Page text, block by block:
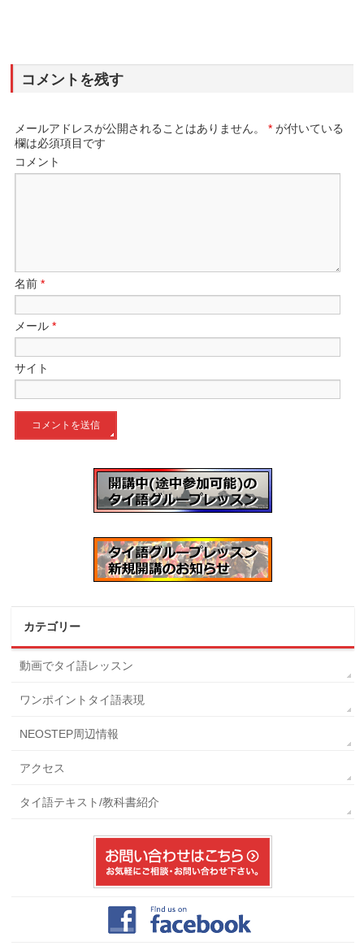
コメントを残す
メールアドレスが公開されることはありません。 * が付いている
欄は必須項目です
コメント
名前*
メール*
サイト
カテゴリー
動画でタイ語レッスン
ワンポイントタイ語表現
NEOSTEP周辺情報
アクセス
タイ語テキスト/教科書紹介